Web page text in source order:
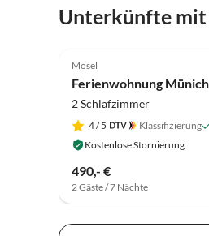
Unterkünfte mit
Mosel
Ferienwohnung Münich
2 Schlafzimmer
4/ 5 Klassifizierung
Kostenlose Stornierung
490,- €
2 Gäste / 7 Nächte